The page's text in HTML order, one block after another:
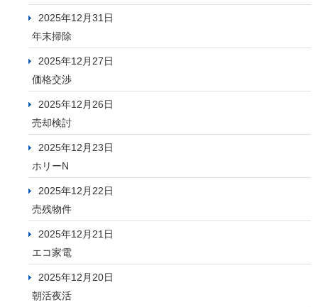
2025年12月31日
年末掃除
2025年12月27日
価格交渉
2025年12月26日
売却検討
2025年12月23日
ホリーN
2025年12月22日
売残物件
2025年12月21日
エコ家電
2025年12月20日
朝活夜活